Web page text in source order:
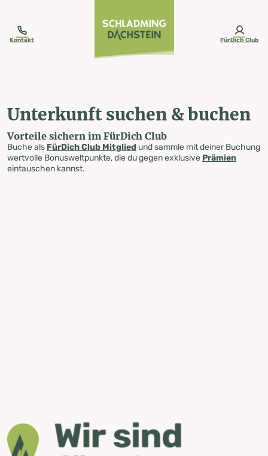
Kontakt FürDich Club
Unterkunft suchen & buchen
Vorteile sichern im FürDich Club
Buche als FürDich Club Mitglied und sammle mit deiner Buchung
wertvolle Bonusweltpunkte, die du gegen exklusive Prämien
eintauschen kannst.